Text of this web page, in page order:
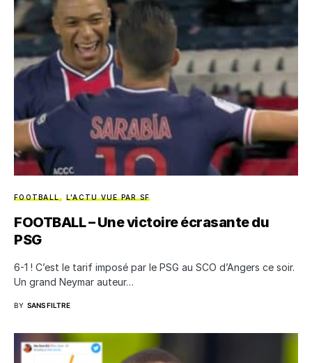
FOOTBALL L'ACTU VUE PAR SF
FOOTBALL – Une victoire écrasante du
PSG
6-1 ! C’est le tarif imposé par le PSG au SCO d’Angers ce soir.
Un grand Neymar auteur…
BY SANS FILTRE